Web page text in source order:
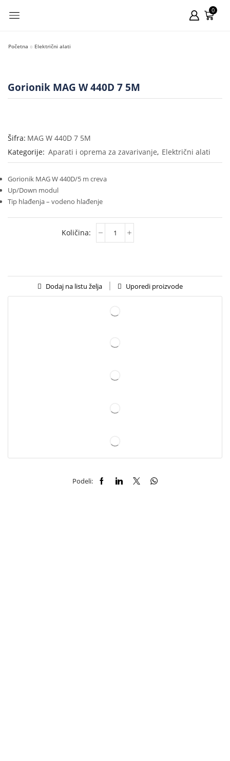
0
Početna Električni alati
Gorionik MAG W 440D 7 5M
Šifra: MAG W 440D 7 5M
Kategorije: Aparati i oprema za zavarivanje, Električni alati
Gorionik MAG W 440D/5 m creva
Up/Down modul
Tip hlađenja – vodeno hlađenje
Dodaj na listu želja Uporedi proizvode
Podeli: